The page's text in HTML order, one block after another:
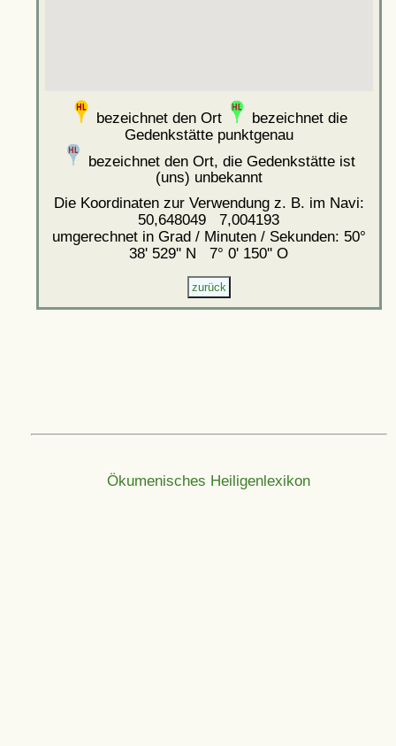
bezeichnet den Ort
bezeichnet die
Gedenkstätte punktgenau
bezeichnet den Ort, die Gedenkstätte ist
(uns) unbekannt
Die Koordinaten zur Verwendung z. B. im Navi:
50,648049 7,004193
umgerechnet in Grad / Minuten / Sekunden: 50°
38' 529'' N 7° 0' 150'' O
Ökumenisches Heiligenlexikon